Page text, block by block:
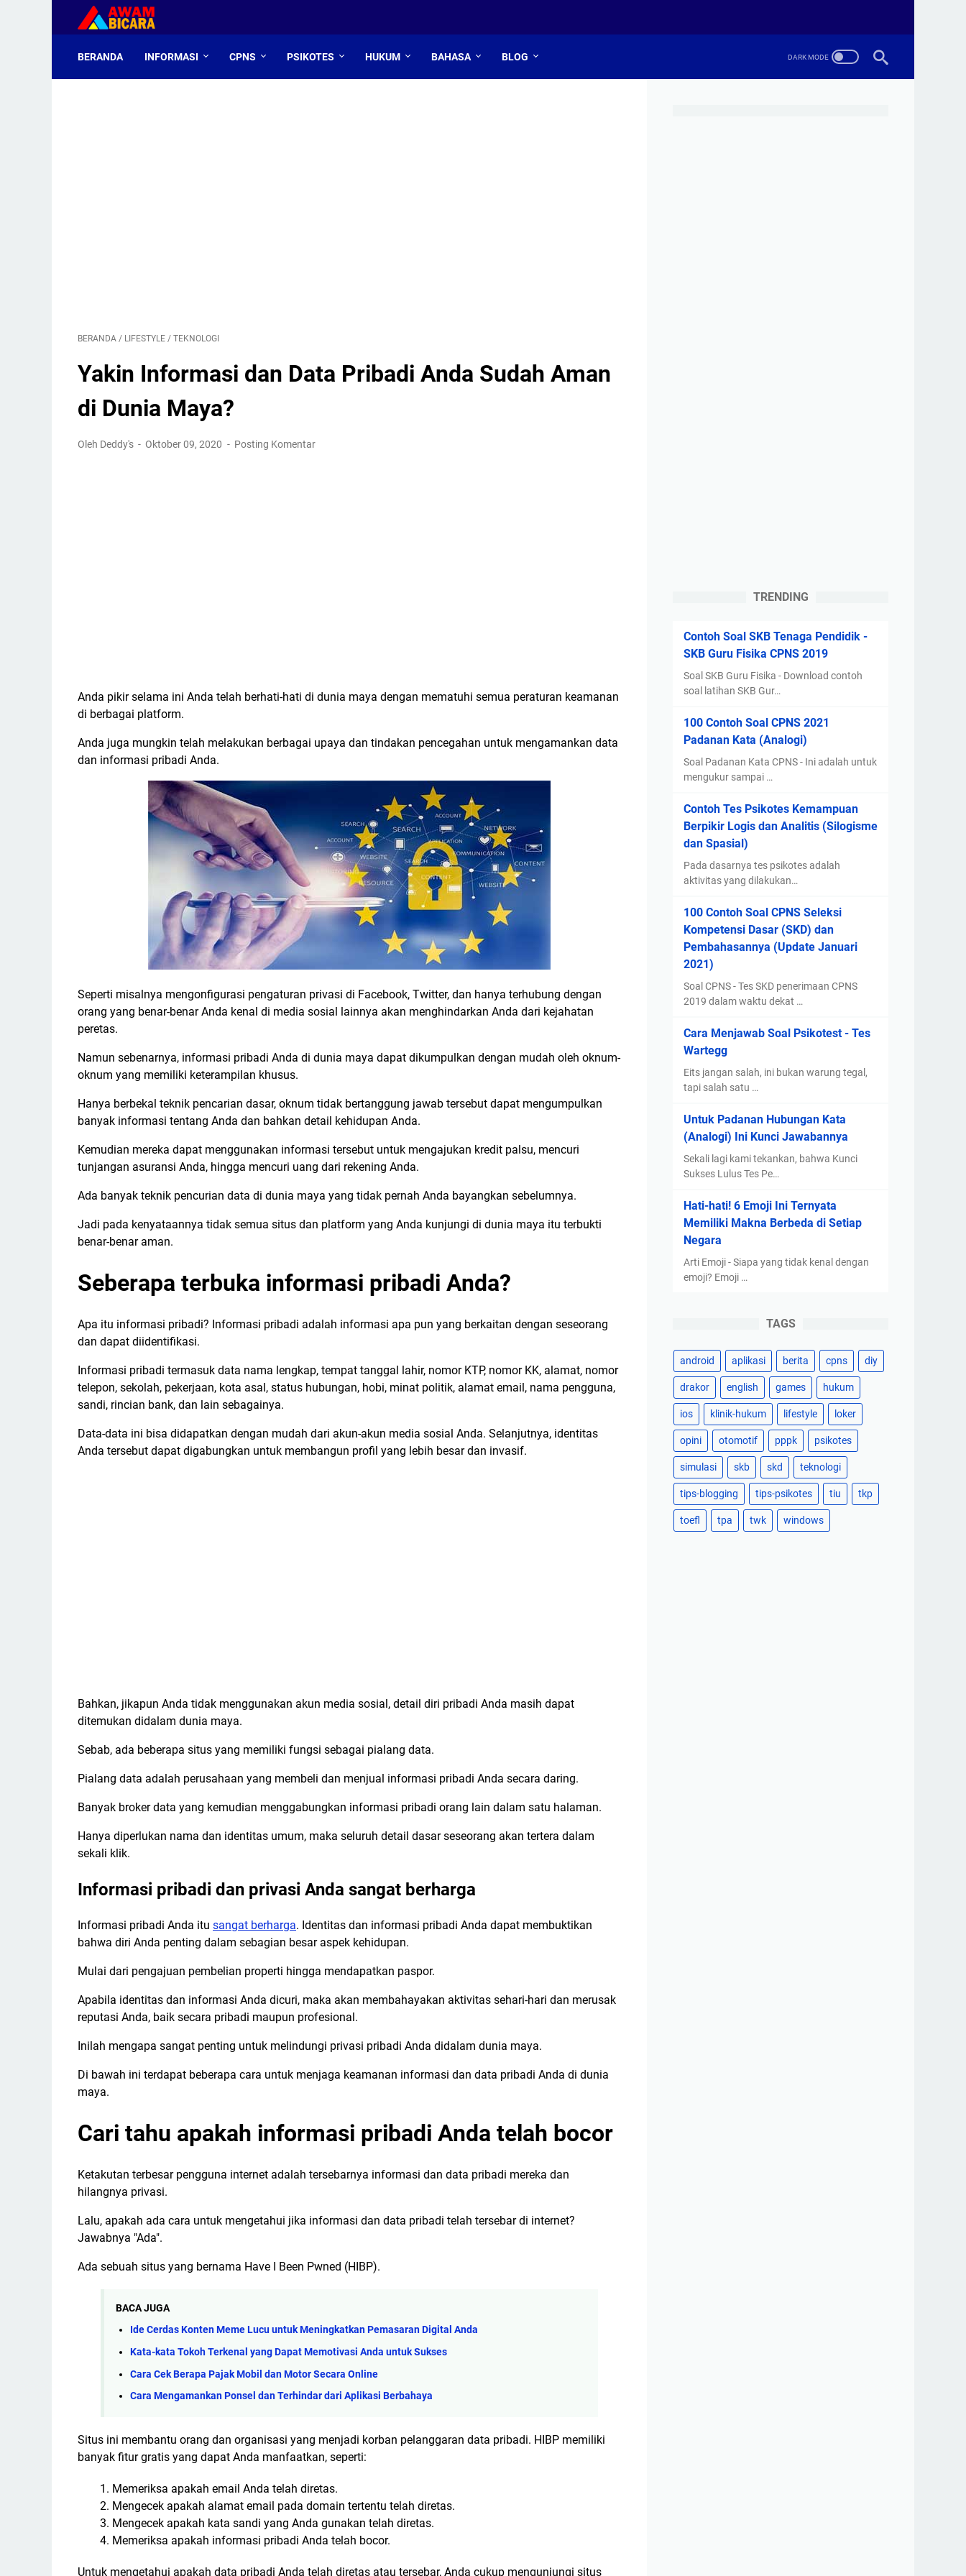
BERANDA INFORMASI CPNS PSIKOTES HUKUM BAHASA BLOG
BERANDA / LIFESTYLE / TEKNOLOGI
Yakin Informasi dan Data Pribadi Anda Sudah Aman
di Dunia Maya?
Oleh Deddy's Oktober 09, 2020 Posting Komentar
Anda pikir selama ini Anda telah berhati-hati di dunia maya dengan mematuhi semua peraturan keamanan
di berbagai platform.
Anda juga mungkin telah melakukan berbagai upaya dan tindakan pencegahan untuk mengamankan data
dan informasi pribadi Anda.
Seperti misalnya mengonfigurasi pengaturan privasi di Facebook, Twitter, dan hanya terhubung dengan
orang yang benar-benar Anda kenal di media sosial lainnya akan menghindarkan Anda dari kejahatan
peretas.
Namun sebenarnya, informasi pribadi Anda di dunia maya dapat dikumpulkan dengan mudah oleh oknum-
oknum yang memiliki keterampilan khusus.
Hanya berbekal teknik pencarian dasar, oknum tidak bertanggung jawab tersebut dapat mengumpulkan
banyak informasi tentang Anda dan bahkan detail kehidupan Anda.
Kemudian mereka dapat menggunakan informasi tersebut untuk mengajukan kredit palsu, mencuri
tunjangan asuransi Anda, hingga mencuri uang dari rekening Anda.
Ada banyak teknik pencurian data di dunia maya yang tidak pernah Anda bayangkan sebelumnya.
Jadi pada kenyataannya tidak semua situs dan platform yang Anda kunjungi di dunia maya itu terbukti
benar-benar aman.
Seberapa terbuka informasi pribadi Anda?
Apa itu informasi pribadi? Informasi pribadi adalah informasi apa pun yang berkaitan dengan seseorang
dan dapat diidentifikasi.
Informasi pribadi termasuk data nama lengkap, tempat tanggal lahir, nomor KTP, nomor KK, alamat, nomor
telepon, sekolah, pekerjaan, kota asal, status hubungan, hobi, minat politik, alamat email, nama pengguna,
sandi, rincian bank, dan lain sebagainya.
Data-data ini bisa didapatkan dengan mudah dari akun-akun media sosial Anda. Selanjutnya, identitas
Anda tersebut dapat digabungkan untuk membangun profil yang lebih besar dan invasif.
Bahkan, jikapun Anda tidak menggunakan akun media sosial, detail diri pribadi Anda masih dapat
ditemukan didalam dunia maya.
Sebab, ada beberapa situs yang memiliki fungsi sebagai pialang data.
Pialang data adalah perusahaan yang membeli dan menjual informasi pribadi Anda secara daring.
Banyak broker data yang kemudian menggabungkan informasi pribadi orang lain dalam satu halaman.
Hanya diperlukan nama dan identitas umum, maka seluruh detail dasar seseorang akan tertera dalam
sekali klik.
Informasi pribadi dan privasi Anda sangat berharga
Informasi pribadi Anda itu sangat berharga. Identitas dan informasi pribadi Anda dapat membuktikan
bahwa diri Anda penting dalam sebagian besar aspek kehidupan.
Mulai dari pengajuan pembelian properti hingga mendapatkan paspor.
Apabila identitas dan informasi Anda dicuri, maka akan membahayakan aktivitas sehari-hari dan merusak
reputasi Anda, baik secara pribadi maupun profesional.
Inilah mengapa sangat penting untuk melindungi privasi pribadi Anda didalam dunia maya.
Di bawah ini terdapat beberapa cara untuk menjaga keamanan informasi dan data pribadi Anda di dunia
maya.
Cari tahu apakah informasi pribadi Anda telah bocor
Ketakutan terbesar pengguna internet adalah tersebarnya informasi dan data pribadi mereka dan
hilangnya privasi.
Lalu, apakah ada cara untuk mengetahui jika informasi dan data pribadi telah tersebar di internet?
Jawabnya "Ada".
Ada sebuah situs yang bernama Have I Been Pwned (HIBP).
BACA JUGA
Ide Cerdas Konten Meme Lucu untuk Meningkatkan Pemasaran Digital Anda
Kata-kata Tokoh Terkenal yang Dapat Memotivasi Anda untuk Sukses
Cara Cek Berapa Pajak Mobil dan Motor Secara Online
Cara Mengamankan Ponsel dan Terhindar dari Aplikasi Berbahaya
Situs ini membantu orang dan organisasi yang menjadi korban pelanggaran data pribadi. HIBP memiliki
banyak fitur gratis yang dapat Anda manfaatkan, seperti:
Memeriksa apakah email Anda telah diretas.
Mengecek apakah alamat email pada domain tertentu telah diretas.
Mengecek apakah kata sandi yang Anda gunakan telah diretas.
Memeriksa apakah informasi pribadi Anda telah bocor.
Untuk mengetahui apakah data pribadi Anda telah diretas atau tersebar, Anda cukup mengunjungi situs
TRENDING
Contoh Soal SKB Tenaga Pendidik -
SKB Guru Fisika CPNS 2019
Soal SKB Guru Fisika - Download contoh
soal latihan SKB Gur…
100 Contoh Soal CPNS 2021
Padanan Kata (Analogi)
Soal Padanan Kata CPNS - Ini adalah untuk
mengukur sampai …
Contoh Tes Psikotes Kemampuan
Berpikir Logis dan Analitis (Silogisme
dan Spasial)
Pada dasarnya tes psikotes adalah
aktivitas yang dilakukan…
100 Contoh Soal CPNS Seleksi
Kompetensi Dasar (SKD) dan
Pembahasannya (Update Januari
2021)
Soal CPNS - Tes SKD penerimaan CPNS
2019 dalam waktu dekat …
Cara Menjawab Soal Psikotest - Tes
Wartegg
Eits jangan salah, ini bukan warung tegal,
tapi salah satu …
Untuk Padanan Hubungan Kata
(Analogi) Ini Kunci Jawabannya
Sekali lagi kami tekankan, bahwa Kunci
Sukses Lulus Tes Pe…
Hati-hati! 6 Emoji Ini Ternyata
Memiliki Makna Berbeda di Setiap
Negara
Arti Emoji - Siapa yang tidak kenal dengan
emoji? Emoji …
TAGS
android aplikasi berita cpns diy
drakor english games hukum
ios klinik-hukum lifestyle loker
opini otomotif pppk psikotes
simulasi skb skd teknologi
tips-blogging tips-psikotes tiu tkp
toefl tpa twk windows